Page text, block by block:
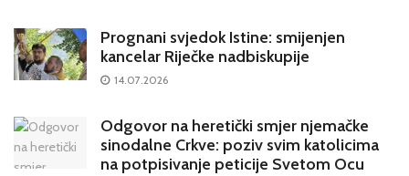
Prognani svjedok Istine: smijenjen
kancelar Riječke nadbiskupije
14.07.2026
Odgovor na heretički smjer njemačke
sinodalne Crkve: poziv svim katolicima
na potpisivanje peticije Svetom Ocu